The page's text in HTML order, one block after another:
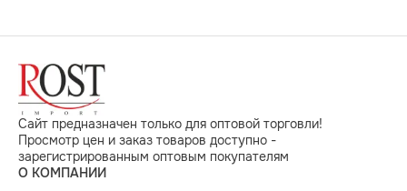
Сайт предназначен только для оптовой торговли!
Просмотр цен и заказ товаров доступно -
зарегистрированным оптовым покупателям
О КОМПАНИИ